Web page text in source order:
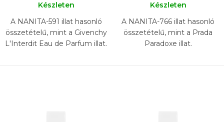
Készleten
A NANITA-591 illat hasonló
összetételű, mint a Givenchy
L'Interdit Eau de Parfum illat.
Készleten
A NANITA-766 illat hasonló
összetételű, mint a Prada
Paradoxe illat.